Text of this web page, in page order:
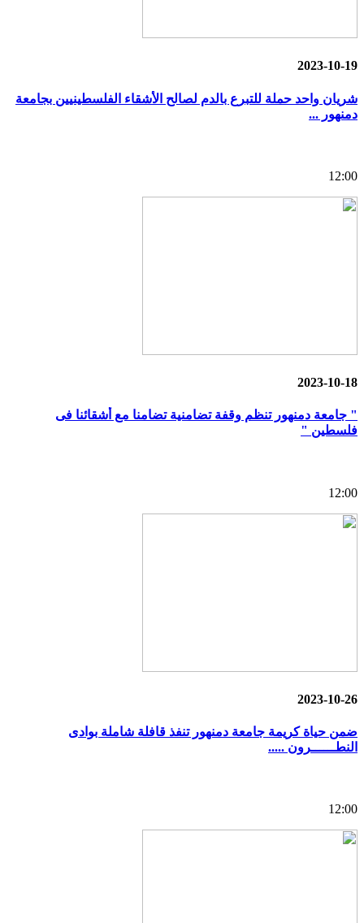
2023-10-19
شريان واحد حملة للتبرع بالدم لصالح الأشقاء الفلسطينيين بجامعة
دمنهور ...
12:00
2023-10-18
" جامعة دمنهور تنظم وقفة تضامنية تضامنا مع أشقائنا فى
فلسطين "
12:00
2023-10-26
ضمن حياة كريمة جامعة دمنهور تنفذ قافلة شاملة بوادى
النطــــــرون .....
12:00